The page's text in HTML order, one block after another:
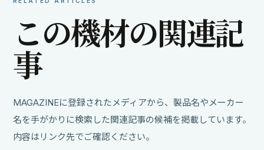
この機材の関連記
事
MAGAZINEに登録されたメディアから、製品名やメーカー
名を手がかりに検索した関連記事の候補を掲載しています。
内容はリンク先でご確認ください。